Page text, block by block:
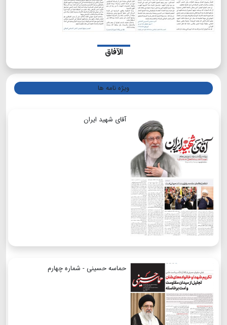
الآفاق
ویژه نامه ها
آقای شهید ایران
حماسه حسینی - شماره چهارم